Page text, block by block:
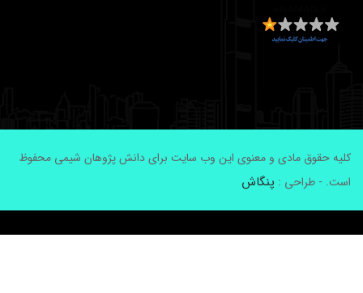
حقوق مادی و معنوی این وب سایت برای دانش پژوهان شیمی محفوظ
- طراحی :پنگاش